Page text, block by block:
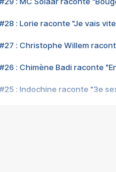
#28 : Lorie raconte "Je vais
#27 : Christophe Willem
#26 : Chimène Badi raconte
#25 : Indochine raconte "3e